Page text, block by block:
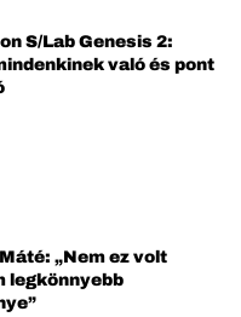
S/Lab Genesis 2:
való és pont
„Nem ez volt
legkönnyebb